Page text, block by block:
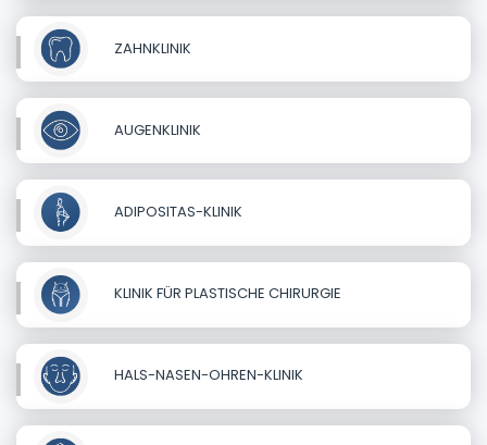
ZAHNKLINIK
AUGENKLINIK
ADIPOSITAS-KLINIK
KLINIK FÜR PLASTISCHE CHIRURGIE
HALS-NASEN-OHREN-KLINIK